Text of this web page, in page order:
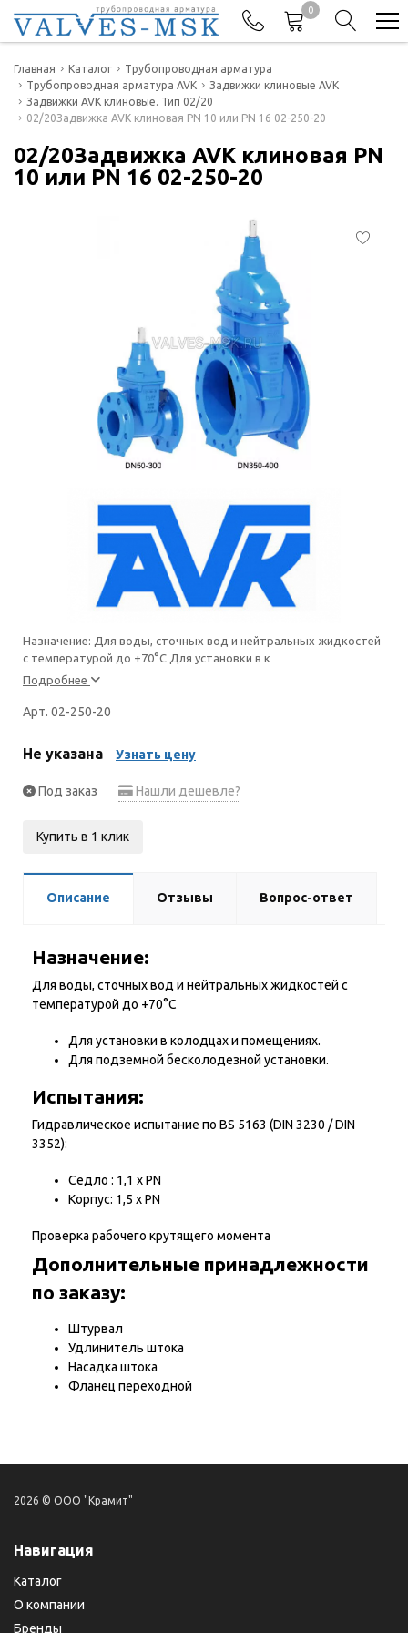
0
Телефоны
+7(977) 474-62-50
Отдел продаж
Главная Каталог
Трубопроводная арматура
Трубопроводная арматура AVK
Задвижки клиновые AVK
Задвижки AVK клиновые. Тип 02/20
02/20Задвижка AVK клиновая PN 10 или PN 16 02-250-20
02/20Задвижка AVK клиновая PN
10 или PN 16 02-250-20
Назначение: Для воды, сточных вод и нейтральных жидкостей
с температурой до +70°С Для установки в к
Подробнее
Арт. 02-250-20
Не указана Узнать цену
Под заказ Нашли дешевле?
Купить в 1 клик
Описание Отзывы Вопрос-ответ
Назначение:
Для воды, сточных вод и нейтральных жидкостей с
температурой до +70°С
Для установки в колодцах и помещениях.
Для подземной бесколодезной установки.
Испытания:
Гидравлическое испытание по BS 5163 (DIN 3230 / DIN
3352):
Седло : 1,1 x PN
Корпус: 1,5 х PN
Проверка рабочего крутящего момента
Дополнительные принадлежности
по заказу:
Штурвал
Удлинитель штока
Насадка штока
Фланец переходной
2026 © ООО "Крамит"
Навигация
Каталог
О компании
Бренды